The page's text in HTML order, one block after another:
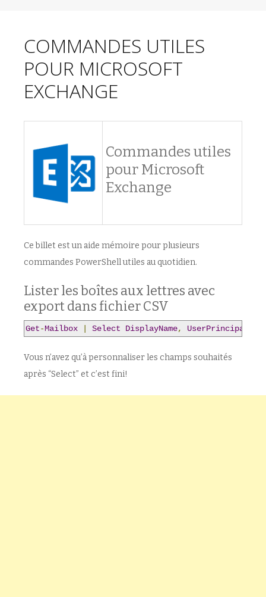
COMMANDES UTILES
POUR MICROSOFT
EXCHANGE
Commandes utiles
pour Microsoft
Exchange
Ce billet est un aide mémoire pour plusieurs
commandes PowerShell utiles au quotidien.
Lister les boîtes aux lettres avec
export dans fichier CSV
Get-Mailbox Select DisplayName,
Vous n’avez qu’à personnaliser les champs souhaités
après “Select” et c’est fini!